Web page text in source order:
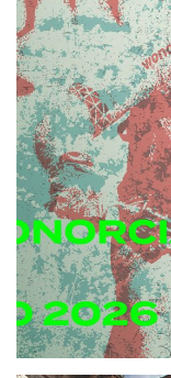
Chiesa di San
La Chiesa di
Spoleto, un
che affonda le
particolare si
regione.